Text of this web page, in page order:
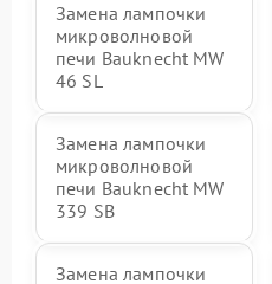
Замена лампочки
микроволновой
печи Bauknecht MW
46 SL
Замена лампочки
микроволновой
печи Bauknecht MW
339 SB
Замена лампочки